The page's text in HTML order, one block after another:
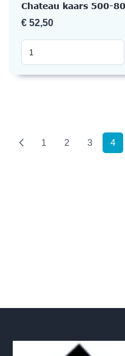
Chateau kaars 500-80
€ 52,50
1 2 3 4